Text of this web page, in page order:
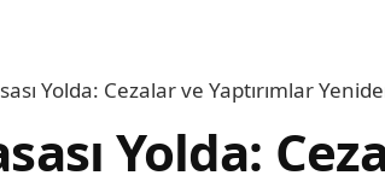
Yolda: Cezalar ve Yaptırımlar
Yolda: